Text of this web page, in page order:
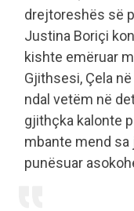
drejtoreshës së
Justina Boriçi
kishte emëruar
Gjithsesi, Çela
ndal vetëm në
gjithçka kalonte
mbante mend
punësuar